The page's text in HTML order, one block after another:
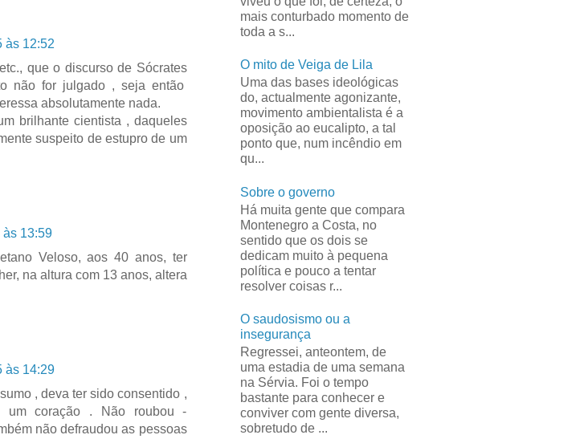
às 12:52
que o discurso de Sócrates
não for julgado , seja então
absolutamente nada.
brilhante cientista , daqueles
suspeito de estupro de um
13:59
Veloso, aos 40 anos, ter
na altura com 13 anos, altera
às 14:29
, deva ter sido consentido ,
um coração . Não roubou -
não defraudou as pessoas
mais conturbado momento de
toda a s...
O mito de Veiga de Lila
Uma das bases ideológicas
do, actualmente agonizante,
movimento ambientalista é a
oposição ao eucalipto, a tal
ponto que, num incêndio em
qu...
Sobre o governo
Há muita gente que compara
Montenegro a Costa, no
sentido que os dois se
dedicam muito à pequena
política e pouco a tentar
resolver coisas r...
O saudosismo ou a
insegurança
Regressei, anteontem, de
uma estadia de uma semana
na Sérvia. Foi o tempo
bastante para conhecer e
conviver com gente diversa,
sobretudo de ...